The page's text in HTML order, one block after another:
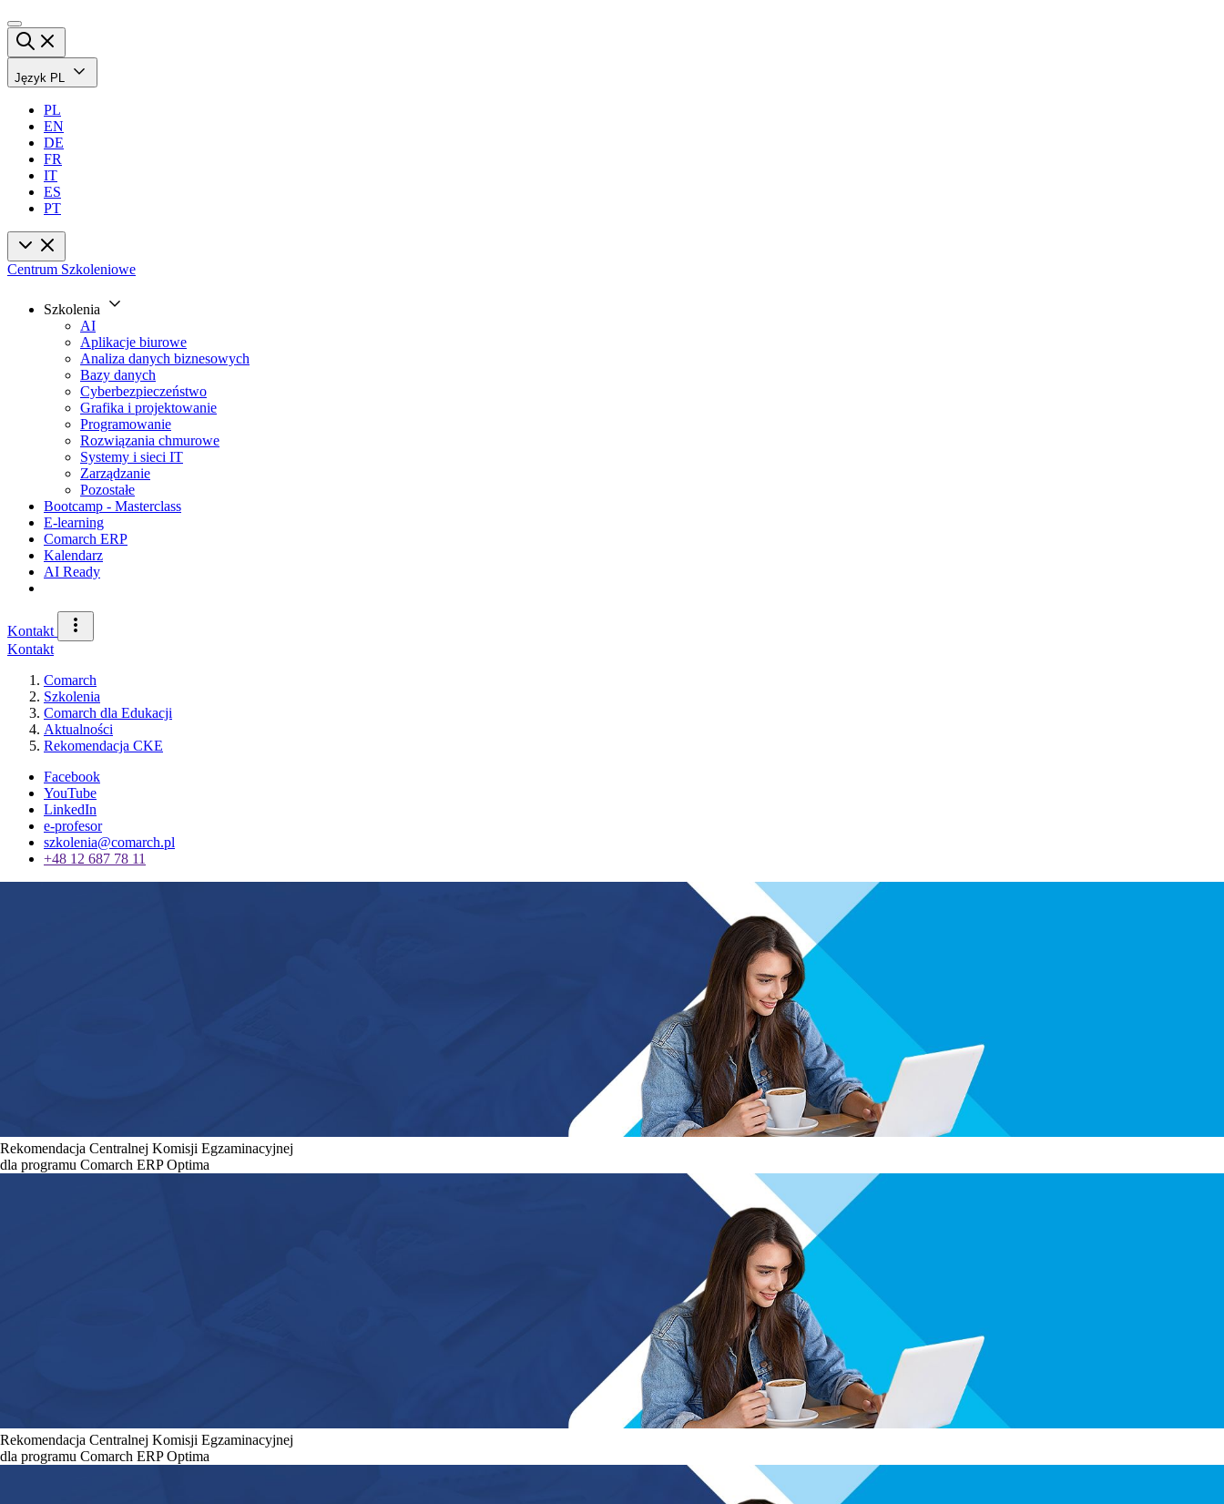
Język PL
PL
EN
DE
FR
IT
ES
PT
Centrum Szkoleniowe
Szkolenia
AI
Aplikacje biurowe
Analiza danych biznesowych
Bazy danych
Cyberbezpieczeństwo
Grafika i projektowanie
Programowanie
Rozwiązania chmurowe
Systemy i sieci IT
Zarządzanie
Pozostałe
Bootcamp - Masterclass
E-learning
Comarch ERP
Kalendarz
AI Ready
Kontakt
Kontakt
Comarch
Szkolenia
Comarch dla Edukacji
Aktualności
Rekomendacja CKE
Facebook
YouTube
LinkedIn
e-profesor
szkolenia@comarch.pl
+48 12 687 78 11
Rekomendacja Centralnej Komisji Egzaminacyjnej
dla programu Comarch ERP Optima
Rekomendacja Centralnej Komisji Egzaminacyjnej
dla programu Comarch ERP Optima